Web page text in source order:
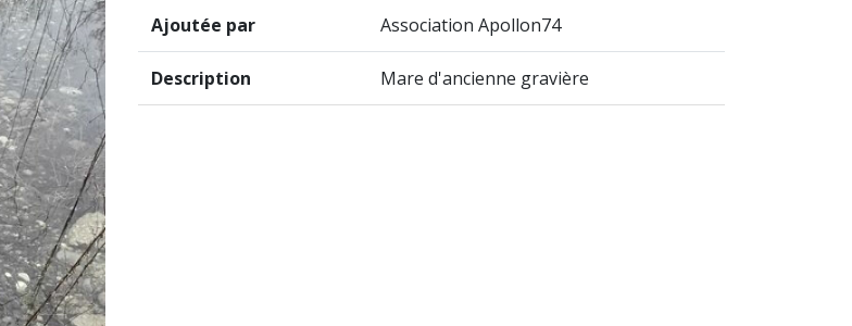
Ajoutée par Association Apollon74
Description Mare d'ancienne gravière